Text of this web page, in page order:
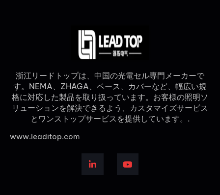
浙江リードトップは、中国の光電セル専門メーカーで
す。NEMA、ZHAGA、ベース、カバーなど、幅広い規
格に対応した製品を取り扱っています。お客様の照明ソ
リューションを解決できるよう、カスタマイズサービス
とワンストップサービスを提供しています。.
www.leaditop.com